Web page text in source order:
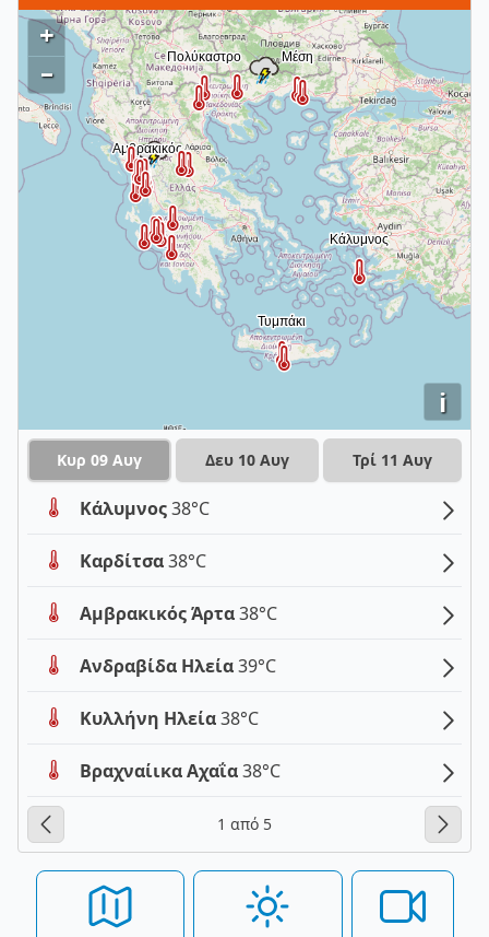
i
+
–
Κυρ 09 Αυγ Δευ 10 Αυγ Τρί 11 Αυγ
Κάλυμνος38°C
Καρδίτσα38°C
Αμβρακικός Άρτα38°C
Ανδραβίδα Ηλεία39°C
Κυλλήνη Ηλεία38°C
Βραχναίικα Αχαΐα38°C
1 από 5